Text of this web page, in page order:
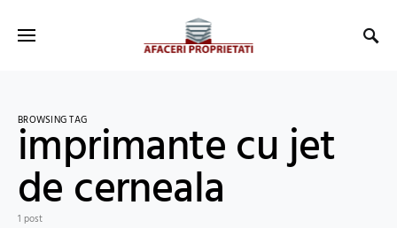
BROWSING TAG
imprimante cu jet
de cerneala
1 post